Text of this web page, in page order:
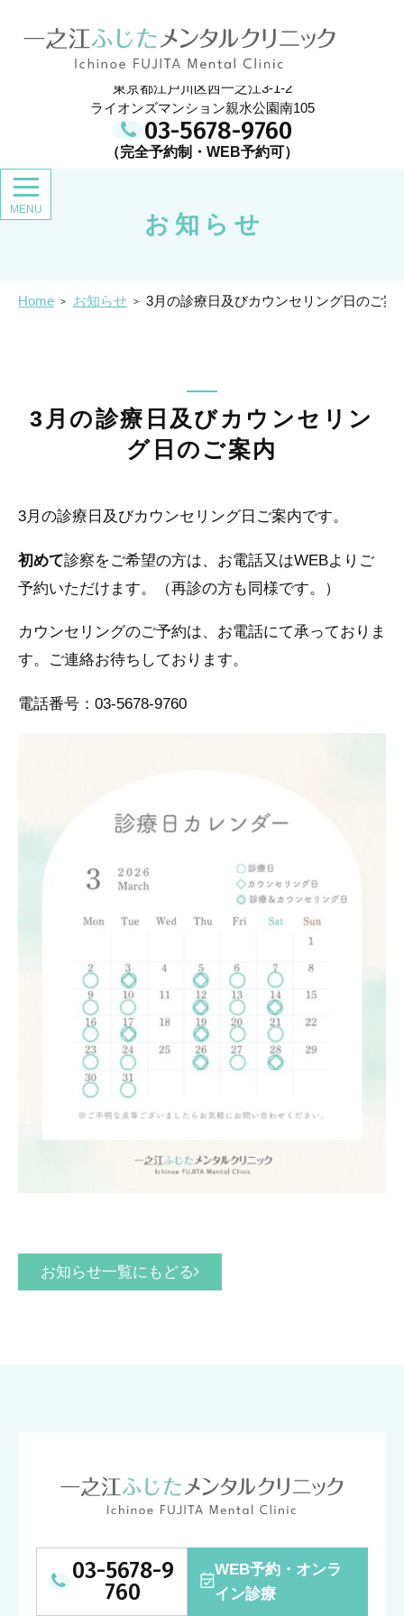
一之江ふじたメンタルクリニック
東京都江戸川区西一之江3-1-2
ライオンズマンション親水公園南105
03-5678-9760
Home お知らせ 3月の診療日及びカウンセリング日のご案
お知らせ
3月の診療日及びカウンセリン
グ日のご案内
3月の診療日及びカウンセリング日ご案内です。
初めて診察をご希望の方は、お電話又はWEBよりご
予約いただけます。（再診の方も同様です。）
カウンセリングのご予約は、お電話にて承っておりま
す。ご連絡お待ちしております。
電話番号：03-5678-9760
お知らせ一覧にもどる
03-5678-9
760
WEB予約・オンラ
イン診療